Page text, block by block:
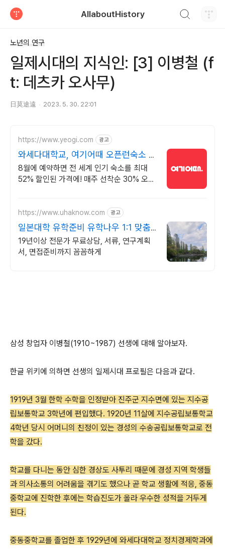
AllaboutHistory
노년의 연구
일제시대의 지식인: [3] 이병철 (f
t: 데츠카 오사무)
日莫途遠 2023. 5. 30. 22:01
https://www.yeogi.com 광고
와세다대학교, 여기어때 오픈런숙소 최
대 81% 할인
8월에 예약하면 전 세계 인기 숙소를 최대
52% 할인된 가격에! 매주 선착순 30% 오픈
https://www.uhaknow.com 광고
일본대학 유학준비 유학나우 1:1 맞춤
상담
19년이상 전문가 무료상담, 서류, 연구계획
서, 면접준비까지 꼼꼼하게
삼성 창업자 이병철(1910~1987) 선생에 대해 알아보자.
한글 위키에 의하면 선생의 일제시대 프로필은 다음과 같다.
1919년 3월 한학 수학을 인정받아 진주군 지수면에 있는 지수공
립보통학교 3학년에 편입했다. 1920년 11살에 지수공립보통학교
4학년 당시 어머니의 친정이 있는 경성의 수송공립보통학교로 전
학을 갔다.
학교를 다니는 동안 심한 경상도 사투리 때문에 경성 지역 학생들
과 의사소통의 어려움을 겪기도 했으나 곧 학교 생활에 적응, 중동
중학교에 진학한 후에는 학습진도가 올라 우수한 성적을 거두게
된다.
중동중학교를 졸업한 후 1929년에 와세다대학교 정치경제학과에